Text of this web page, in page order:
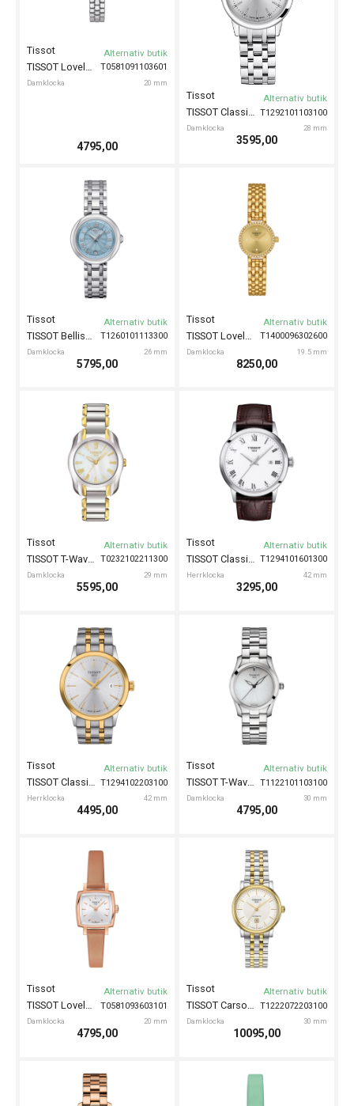
T0581091103601
Tissot
Damklocka 20 mm
Alternativ butik
4795,00
T1292101103100
Tissot
Damklocka 28 mm
TISSOT Classic Dream 28mm
Alternativ butik
3595,00
T1260101113300
Tissot
Damklocka 26 mm
Alternativ butik
5795,00
T1400096302600
Tissot
Damklocka 19.5 mm
Alternativ butik
8250,00
T0232102211300
Tissot
Damklocka 29 mm
TISSOT T-Wave 29mm
Alternativ butik
5595,00
T1294101601300
Tissot
Herrklocka 42 mm
TISSOT Classic Dream 42mm
Alternativ butik
3295,00
T1294102203100
Tissot
Herrklocka 42 mm
TISSOT Classic Dream 42mm
Alternativ butik
4495,00
T1122101103100
Tissot
Damklocka 30 mm
TISSOT T-Wave II 30mm
Alternativ butik
4795,00
T0581093603101
Tissot
Damklocka 20 mm
TISSOT Lovely Square 20mm
Alternativ butik
4795,00
T1222072203100
Tissot
Damklocka 30 mm
TISSOT Carson Automatic 30mm
Alternativ butik
10095,00